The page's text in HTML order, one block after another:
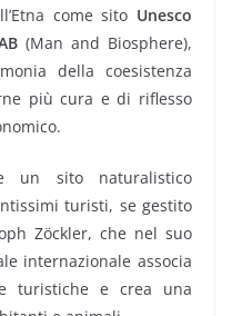
come sito Unesco
(Man and Biosphere),
della coesistenza
più cura e di riflesso
un sito naturalistico
turisti, se gestito
Zöckler, che nel suo
internazionale associa
turistiche e crea una